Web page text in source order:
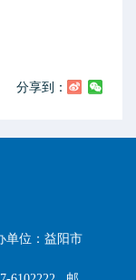
分享到：
单位：益阳市